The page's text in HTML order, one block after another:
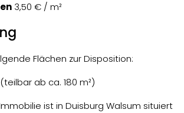
3,50 € / m²
Flächen zur Disposition:
ab ca. 180 m²)
ist in Duisburg Walsum situiert